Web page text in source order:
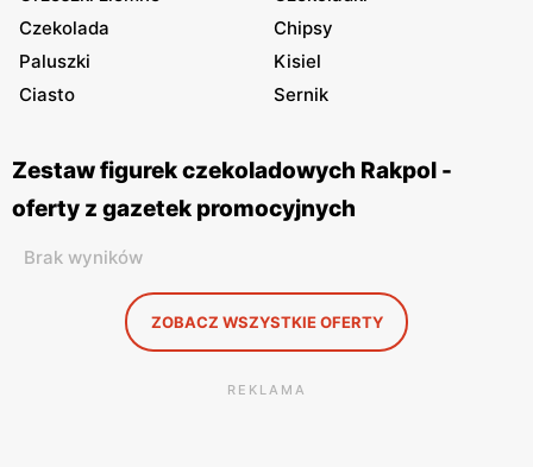
Czekolada
Chipsy
Paluszki
Kisiel
Ciasto
Sernik
Zestaw figurek czekoladowych Rakpol -
oferty z gazetek promocyjnych
Brak wyników
ZOBACZ WSZYSTKIE OFERTY
REKLAMA